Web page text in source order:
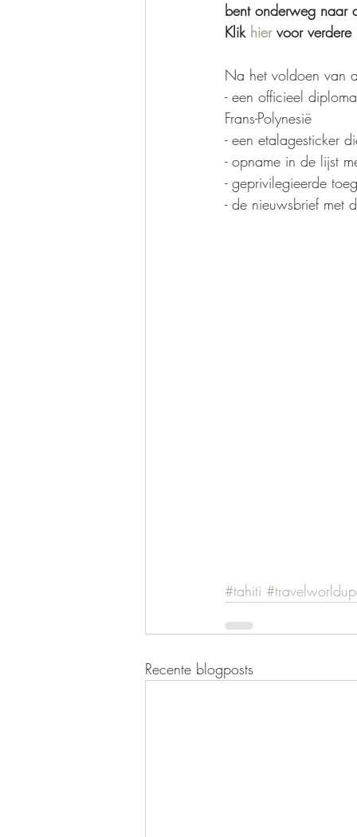
bent onderweg naar
Klik hier voor verdere
Na het voldoen van
- een officieel
Frans-Polynesië
- een etalagesticker
- opname in de lijst
- geprivilegieerde
- de nieuwsbrief met
#tahiti
Recente blogposts